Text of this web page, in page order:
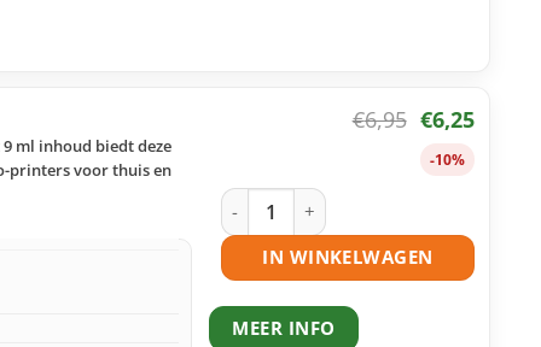
ml inhoud biedt deze
printers voor thuis en
€6,95 €6,25
-10%
Epson 24 (T2425) inktcartridge licht
IN WINKELWAGEN
MEER INFO